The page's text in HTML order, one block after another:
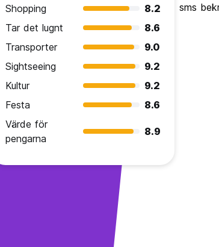
Shopping
8.2
Tar det lugnt
8.6
Transporter
9.0
Sightseeing
9.2
Kultur
9.2
Festa
8.6
Värde för
pengarna
8.9
sms